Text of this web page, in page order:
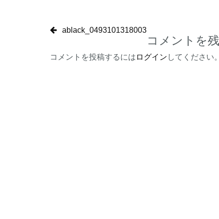
ablack_0493101318003
コメントを
コメントを投稿するには ログイン してください